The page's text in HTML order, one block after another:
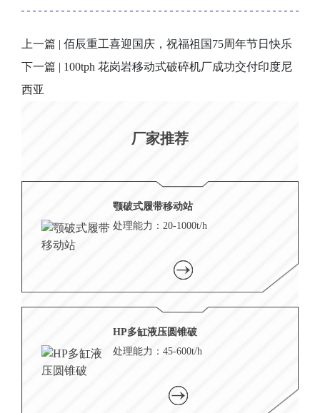
上一篇 | 佰辰重工喜迎国庆，祝福祖国75周年节日快乐
下一篇 | 100tph 花岗岩移动式破碎机厂成功交付印度尼
西亚
厂家推荐
颚破式履带移动站
处理能力：20-1000t/h
HP多缸液压圆锥破
处理能力：45-600t/h